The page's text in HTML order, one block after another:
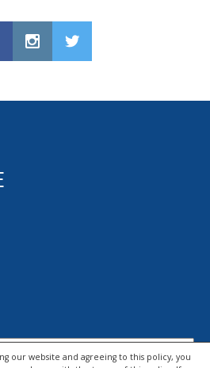
our website and agreeing to this policy, you